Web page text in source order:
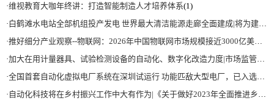
·维视教育大咖年终讲：打造智能制造人才培养体系(1)
·白鹤滩水电站全部机组投产发电 世界最大清洁能源走廊全面建成|将为建设新型能源体系、保障国家能源安全、实现“双碳”目标提供有力支撑
·推好细分产业观察--物联网：2026年中国物联网市场规模接近3000亿美元 智慧工厂、智慧城市、智慧电网等将占60%以上
·加大在用计量器具、试验检测设备的自动化、数字化改造力度|市场监管总局 工业和信息化部 关于促进企业计量能力提升的指导意见
·全国首套自动化虚拟电厂系统在深圳试运行 功能匹敌大型电厂，已入选国际典型案例
· 自动化科技将在乡村振兴工作中大有作为|《关于做好2023年全面推进乡村振兴重点工作的意见》发布